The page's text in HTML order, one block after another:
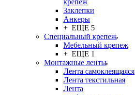
крепеж
Заклепки
Анкеры
+ ЕЩЕ 5
Специальный крепеж
Мебельный крепеж
+ ЕЩЕ 1
Монтажные ленты
Лента самоклеящаяся
Лента текстильная
Лента